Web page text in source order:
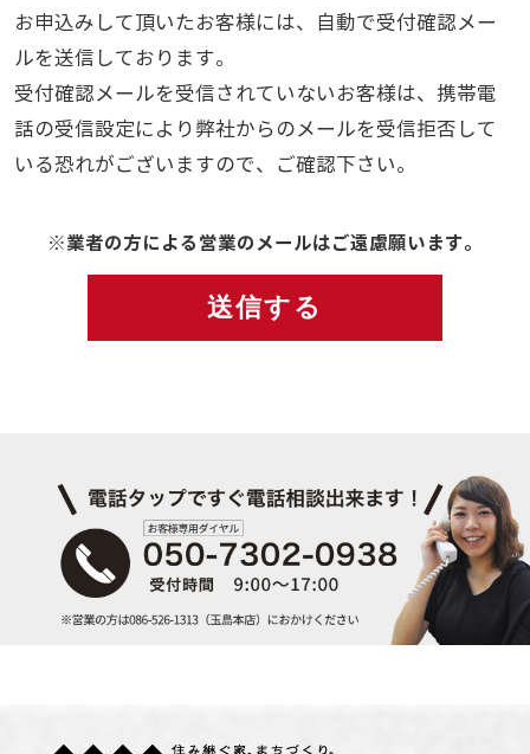
お申込みして頂いたお客様には、自動で受付確認メー
ルを送信しております。
受付確認メールを受信されていないお客様は、携帯電
話の受信設定により弊社からのメールを受信拒否して
いる恐れがございますので、ご確認下さい。
※業者の方による営業のメールはご遠慮願います。